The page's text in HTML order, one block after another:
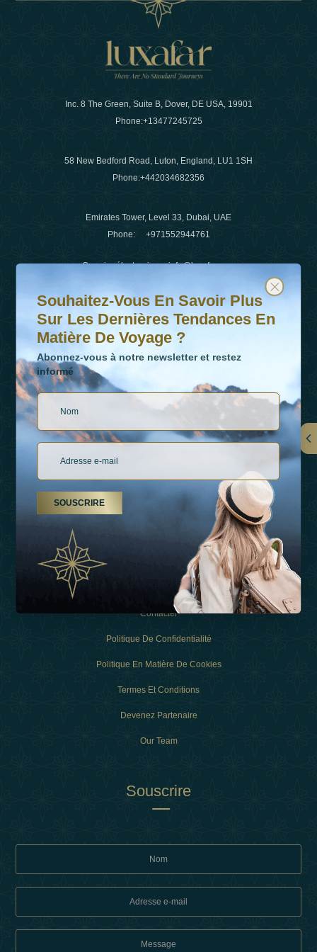
Inc. 8 The Green, Suite B, Dover, DE USA, 19901
Phone:+13477245725
58 New Bedford Road, Luton, England, LU1 1SH
Phone:+442034682356
Emirates Tower, Level 33, Dubai, UAE
Phone: +971552944761
Courrier électronique:info@luxafar.com
WhatsApp N°
+442034682356
+971552944761
LIENS
À Propos De Nous
Types De Vacances
Contacter
Politique De Confidentialité
Politique En Matière De Cookies
Termes Et Conditions
Devenez Partenaire
Our Team
Souscrire
Souhaitez-vous en savoir plus sur les dernières
Abonnez-vous à notre newsletter et restez informé
Souhaitez-Vous En Savoir Plus
Sur Les Dernières Tendances En
Matière De Voyage ?
Abonnez-vous à notre newsletter et restez
informé
SOUSCRIRE